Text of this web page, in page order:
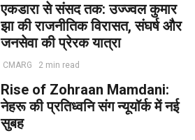
एकडारा से संसद तक: उज्ज्वल कुमार
झा की राजनीतिक विरासत, संघर्ष और
जनसेवा की प्रेरक यात्रा
CMARG 2 min read
Rise of Zohraan Mamdani:
नेहरू की प्रतिध्वनि संग न्यूयॉर्क में नई
सुबह